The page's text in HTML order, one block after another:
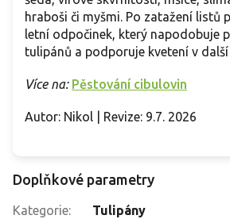
hraboši či myšmi. Po zatažení listů
letní odpočinek, který napodobuje
tulipánů a podporuje kvetení v
Více na: Pěstování cibulovin
Autor: Nikol | Revize: 9.7. 2026
Doplňkové parametry
Kategorie:
Tulipány